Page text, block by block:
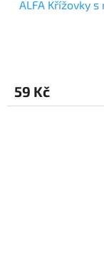
ALFA Křížovky
59 Kč